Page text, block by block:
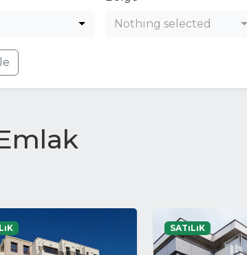
Nothing selected
SATıLıK